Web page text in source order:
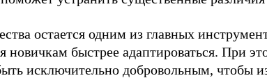
остается одним из главных
новичкам быстрее адаптироваться. При
исключительно добровольным, чтобы